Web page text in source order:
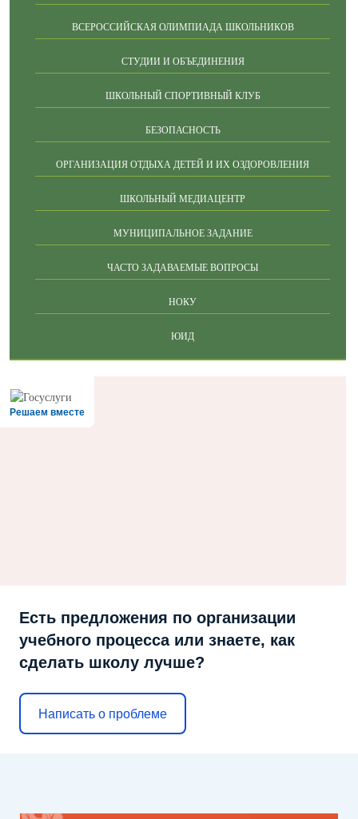
ВСЕРОССИЙСКАЯ ОЛИМПИАДА ШКОЛЬНИКОВ
СТУДИИ И ОБЪЕДИНЕНИЯ
ШКОЛЬНЫЙ СПОРТИВНЫЙ КЛУБ
БЕЗОПАСНОСТЬ
ОРГАНИЗАЦИЯ ОТДЫХА ДЕТЕЙ И ИХ ОЗДОРОВЛЕНИЯ
ШКОЛЬНЫЙ МЕДИАЦЕНТР
МУНИЦИПАЛЬНОЕ ЗАДАНИЕ
ЧАСТО ЗАДАВАЕМЫЕ ВОПРОСЫ
НОКУ
ЮИД
Решаем вместе
Есть предложения по организации
учебного процесса или знаете, как
сделать школу лучше?
Написать о проблеме